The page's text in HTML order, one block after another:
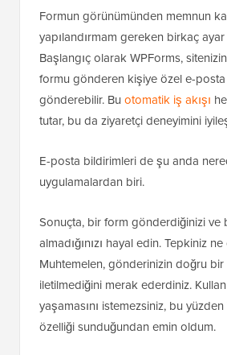
Formun görünümünden memnun
yapılandırmam gereken birkaç
Başlangıç olarak WPForms,
formu gönderen kişiye özel e-
gönderebilir. Bu otomatik iş akışı
tutar, bu da ziyaretçi deneyimini
E-posta bildirimleri de şu anda
uygulamalardan biri.
Sonuçta, bir form gönderdiğinizi ve
almadığınızı hayal edin. Tepkiniz
Muhtemelen, gönderinizin doğru
iletilmediğini merak ederdiniz.
yaşamasını istemezsiniz, bu
özelliği sunduğundan emin oldum.